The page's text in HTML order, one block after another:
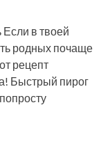
в твоей
родных почаще
рецепт
Быстрый пирог